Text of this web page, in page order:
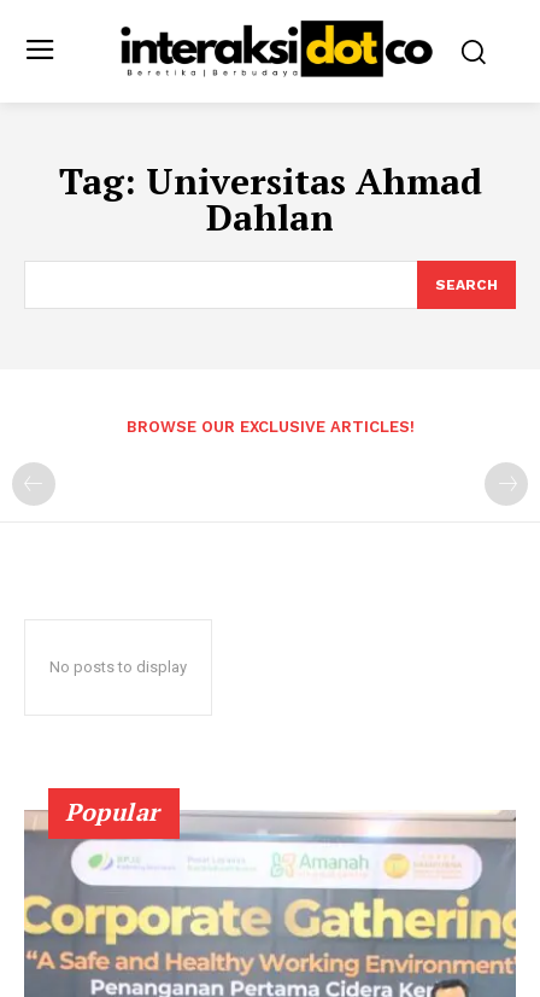
Tag: Universitas Ahmad
Dahlan
SEARCH
BROWSE OUR EXCLUSIVE ARTICLES!
No posts to display
Popular